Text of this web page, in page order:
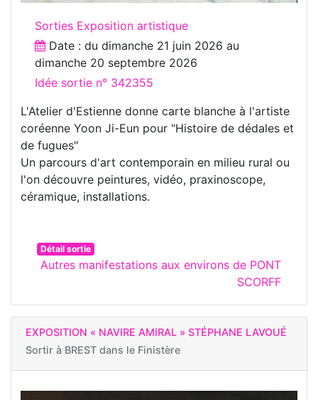
Sorties Exposition artistique
Date : du dimanche 21 juin 2026 au
dimanche 20 septembre 2026
Idée sortie n° 342355
L'Atelier d'Estienne donne carte blanche à l'artiste
coréenne Yoon Ji-Eun pour "Histoire de dédales et
de fugues"
Un parcours d'art contemporain en milieu rural ou
l'on découvre peintures, vidéo, praxinoscope,
céramique, installations.
Détail sortie
Autres manifestations aux environs de PONT
SCORFF
EXPOSITION « NAVIRE AMIRAL » STÉPHANE LAVOUÉ
Sortir à BREST dans le Finistère